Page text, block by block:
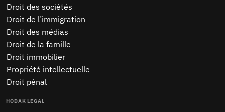
Droit des sociétés
Droit de l’immigration
Droit des médias
Droit de la famille
Droit immobilier
Propriété intellectuelle
Droit pénal
HODAK LEGAL